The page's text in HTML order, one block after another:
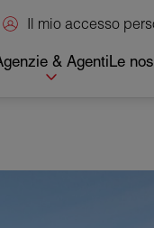
Il mio accesso
& AgentiLe